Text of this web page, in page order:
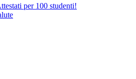
per 100 studenti!